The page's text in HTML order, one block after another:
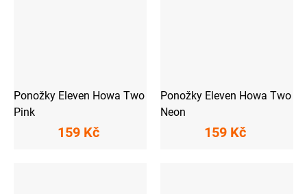
Ponožky Eleven Howa Two
Pink
159 Kč
Ponožky Eleven Howa Two
Neon
159 Kč